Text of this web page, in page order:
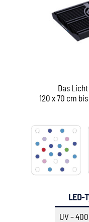
Das
120 x 70 cm
LED-
UV –